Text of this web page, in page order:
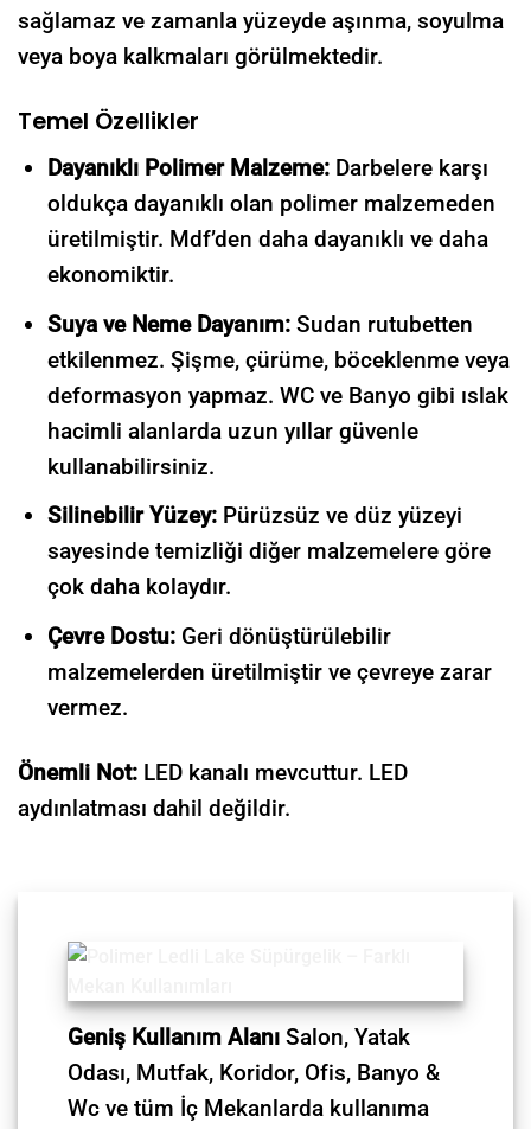
sağlamaz ve zamanla yüzeyde aşınma, soyulma
veya boya kalkmaları görülmektedir.
Temel Özellikler
Dayanıklı Polimer Malzeme:Darbelere karşı
oldukça dayanıklı olan polimer malzemeden
üretilmiştir. Mdf’den daha dayanıklı ve daha
ekonomiktir.
Suya ve Neme Dayanım: Sudan rutubetten
etkilenmez. Şişme, çürüme, böceklenme veya
deformasyon yapmaz. WC ve Banyo gibi ıslak
hacimli alanlarda uzun yıllar güvenle
kullanabilirsiniz.
Silinebilir Yüzey: Pürüzsüz ve düz yüzeyi
sayesinde temizliği diğer malzemelere göre
çok daha kolaydır.
Çevre Dostu:Geri dönüştürülebilir
malzemelerden üretilmiştir ve çevreye zarar
vermez.
Önemli Not: LED kanalı mevcuttur. LED
aydınlatması dahil değildir.
Geniş Kullanım Alanı Salon, Yatak
Odası, Mutfak, Koridor, Ofis, Banyo &
Wc ve tüm İç Mekanlarda kullanıma